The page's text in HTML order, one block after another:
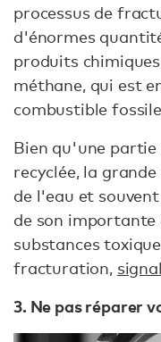
processus de
d'énormes
produits
méthane, qui est
combustible
Bien qu'une
recyclée, la
de l'eau et
de son
substances
fracturation,
3. Ne pas réparer